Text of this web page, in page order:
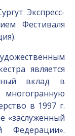
Экспресс-
Фестиваля
является
вклад в
в 1997 г.
«заслуженный
Федерации».